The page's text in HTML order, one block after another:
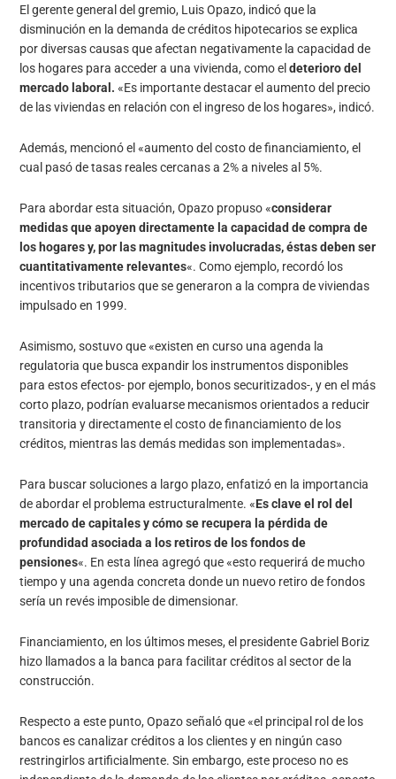
El gerente general del gremio, Luis Opazo, indicó que la
disminución en la demanda de créditos hipotecarios se explica
por diversas causas que afectan negativamente la capacidad de
los hogares para acceder a una vivienda, como eldeterioro del
mercado laboral.«Es importante destacar el aumento del precio
de las viviendas en relación con el ingreso de los hogares», indicó.
Además, mencionó el «aumento del costo de financiamiento, el
cual pasó de tasas reales cercanas a 2% a niveles al 5%.
Para abordar esta situación, Opazo propuso «considerar
medidas que apoyen directamente la capacidad de compra de
los hogares y, por las magnitudes involucradas, éstas deben ser
cuantitativamente relevantes«. Como ejemplo, recordó los
incentivos tributarios que se generaron a la compra de viviendas
impulsado en 1999.
Asimismo, sostuvo que «existen en curso una agenda la
regulatoria que busca expandir los instrumentos disponibles
para estos efectos- por ejemplo, bonos securitizados-, y en el más
corto plazo, podrían evaluarse mecanismos orientados a reducir
transitoria y directamente el costo de financiamiento de los
créditos, mientras las demás medidas son implementadas».
Para buscar soluciones a largo plazo, enfatizó en la importancia
de abordar el problema estructuralmente. «Es clave el rol del
mercado de capitales y cómo se recupera la pérdida de
profundidad asociada a los retiros de los fondos de
pensiones«. En esta línea agregó que «esto requerirá de mucho
tiempo y una agenda concreta donde un nuevo retiro de fondos
sería un revés imposible de dimensionar.
Financiamiento, en los últimos meses, el presidente Gabriel Boriz
hizo llamados a la banca para facilitar créditos al sector de la
construcción.
Respecto a este punto, Opazo señaló que «el principal rol de los
bancos es canalizar créditos a los clientes y en ningún caso
restringirlos artificialmente. Sin embargo, este proceso no es